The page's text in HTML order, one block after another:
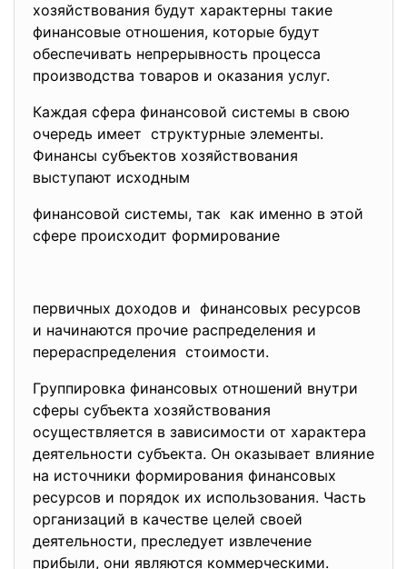
хозяйствования будут характерны такие
финансовые отношения, которые будут
обеспечивать непрерывность процесса
производства товаров и оказания услуг.
Каждая сфера финансовой системы в свою
очередь имеет структурные элементы.
Финансы субъектов хозяйствования
выступают исходным
финансовой системы, так как именно в этой
сфере происходит формирование
первичных доходов и финансовых ресурсов
и начинаются прочие распределения и
перераспределения стоимости.
Группировка финансовых отношений внутри
сферы субъекта хозяйствования
осуществляется в зависимости от характера
деятельности субъекта. Он оказывает влияние
на источники формирования финансовых
ресурсов и порядок их использования. Часть
организаций в качестве целей своей
деятельности, преследует извлечение
прибыли, они являются коммерческими.